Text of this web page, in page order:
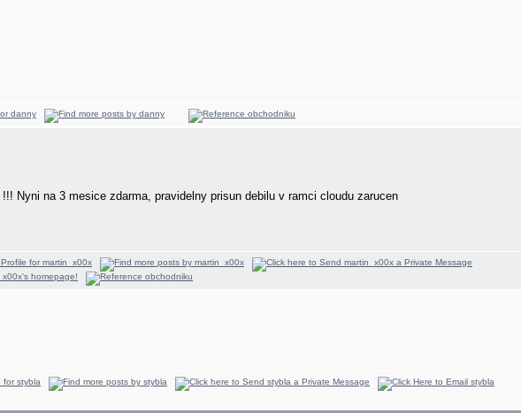
Nyni na 3 mesice zdarma, pravidelny prisun debilu v ramci cloudu zarucen